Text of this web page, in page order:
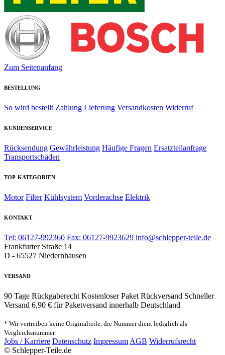
Zum Seitenanfang
BESTELLUNG
So wird bestellt Zahlung Lieferung Versandkosten Widerruf
KUNDENSERVICE
Rücksendung Gewährleistung Häufige Fragen Ersatzteilanfrage
Transportschäden
TOP-KATEGORIEN
Motor Filter Kühlsystem Vorderachse Elektrik
KONTAKT
Tel: 06127-992360 Fax: 06127-9923629 info@schlepper-teile.de
Frankfurter Straße 14
D - 65527 Niedernhausen
VERSAND
90 Tage Rückgaberecht Kostenloser Paket Rückversand Schneller
Versand 6,90 € für Paketversand innerhalb Deutschland
* Wir vertreiben keine Originalteile, die Nummer dient lediglich als
Vergleichsnummer.
Jobs / Karriere Datenschutz Impressum AGB Widerrufsrecht
© Schlepper-Teile.de